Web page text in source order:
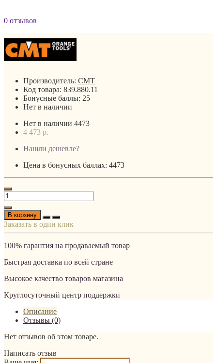
0 отзывов
Производитель: CMT
Код товара: 839.880.11
Бонусные баллы: 25
Нет в наличии
Нет в наличии 4473
4 473 р.
Нашли дешевле?
Цена в бонусных баллах: 4473
В корзину
Заказать в один клик
100% гарантия на продаваемый товар
Быстрая доставка по всей стране
Высокое качество товаров магазина
Круглосуточный центр поддержки
Описание
Отзывы (0)
Нет отзывов об этом товаре.
Написать отзыв